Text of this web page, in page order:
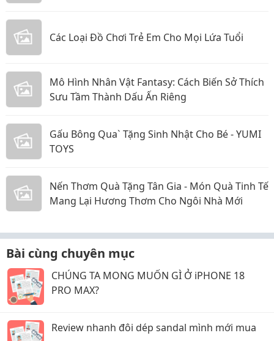
Các Loại Đồ Chơi Trẻ Em Cho Mọi Lứa Tuổi
Mô Hình Nhân Vật Fantasy: Cách Biến Sở Thích
Sưu Tầm Thành Dấu Ấn Riêng
Gấu Bông Qua` Tặng Sinh Nhật Cho Bé - YUMI
TOYS
Nến Thơm Quà Tặng Tân Gia - Món Quà Tinh Tế
Mang Lại Hương Thơm Cho Ngôi Nhà Mới
Bài cùng chuyên mục
CHÚNG TA MONG MUỐN GÌ Ở iPHONE 18
PRO MAX?
Review nhanh đôi dép sandal mình mới mua